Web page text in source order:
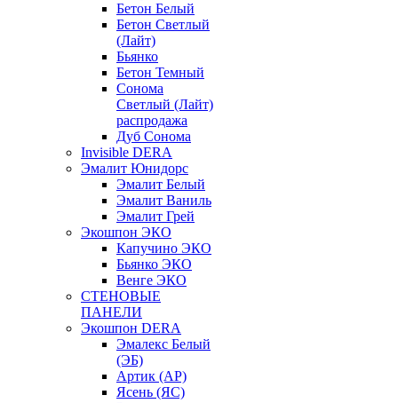
Бетон Белый
Бетон Светлый
(Лайт)
Бьянко
Бетон Темный
Сонома
Светлый (Лайт)
распродажа
Дуб Сонома
Invisible DERA
Эмалит Юнидорс
Эмалит Белый
Эмалит Ваниль
Эмалит Грей
Экошпон ЭКО
Капучино ЭКО
Бьянко ЭКО
Венге ЭКО
СТЕНОВЫЕ
ПАНЕЛИ
Экошпон DERA
Эмалекс Белый
(ЭБ)
Артик (АР)
Ясень (ЯС)